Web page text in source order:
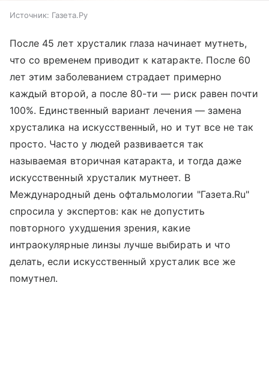
Источник: Газета.Ру
После 45 лет хрусталик глаза начинает мутнеть,
что со временем приводит к катаракте. После 60
лет этим заболеванием страдает примерно
каждый второй, а после 80-ти — риск равен почти
100%. Единственный вариант лечения — замена
хрусталика на искусственный, но и тут все не так
просто. Часто у людей развивается так
называемая вторичная катаракта, и тогда даже
искусственный хрусталик мутнеет. В
Международный день офтальмологии "Газета.Ru"
спросила у экспертов: как не допустить
повторного ухудшения зрения, какие
интраокулярные линзы лучше выбирать и что
делать, если искусственный хрусталик все же
помутнел.